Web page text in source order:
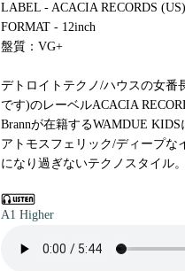
LABEL - ACACIA RECORDS (US)
FORMAT - 12inch
盤質：VG+
デトロイトテクノ/ハウスの女番
です)のレーベルACACIA
Brannが在籍するWAMDUE
アトモスフェリック/ディープな
になり過ぎないテクノスタイル
A1 Higher